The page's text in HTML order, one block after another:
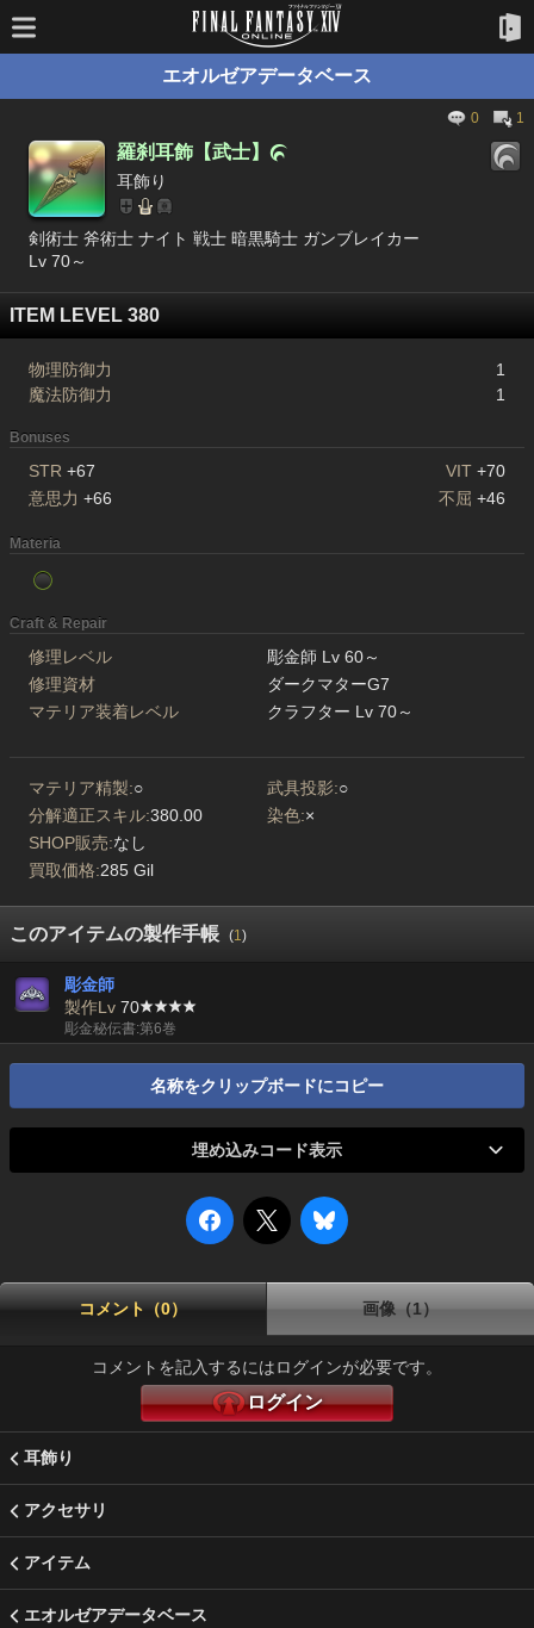
エオルゼアデータベース
0 1
羅刹耳飾【武士】 
耳飾り
剣術士 斧術士 ナイト 戦士 暗黒騎士 ガンブレイカー
Lv 70～
ITEM LEVEL 380
物理防御力
1
魔法防御力
1
Bonuses
STR +67 VIT +70
意思力 +66 不屈 +46
Materia
Craft & Repair
修理レベル
彫金師 Lv 60～
修理資材
ダークマターG7
マテリア装着レベル
クラフター Lv 70～
マテリア精製:○ 武具投影:○
分解適正スキル:380.00 染色:×
SHOP販売:なし
買取価格:285 Gil
このアイテムの製作手帳 (1)
彫金師
製作Lv 70
彫金秘伝書:第6巻
名称をクリップボードにコピー
埋め込みコード表示
コメント（0） 画像（1）
コメントを記入するにはログインが必要です。
ログイン
耳飾り
アクセサリ
アイテム
エオルゼアデータベース